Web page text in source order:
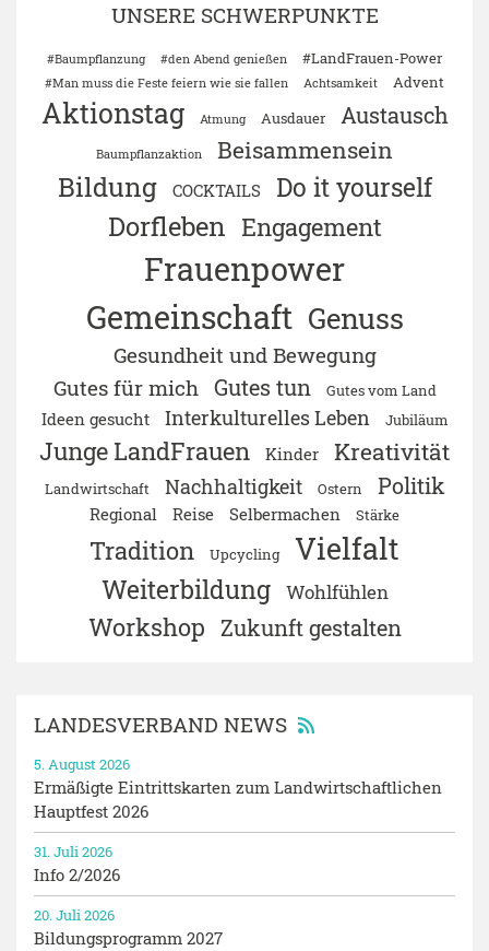
UNSERE SCHWERPUNKTE
#Baumpflanzung #den Abend genießen #LandFrauen-Power
#Man muss die Feste feiern wie sie fallen Achtsamkeit Advent
Aktionstag Atmung Ausdauer Austausch
Baumpflanzaktion Beisammensein
Bildung COCKTAILS Do it yourself
Dorfleben Engagement
Frauenpower
Gemeinschaft Genuss
Gesundheit und Bewegung
Gutes für mich Gutes tun Gutes vom Land
Ideen gesucht Interkulturelles Leben Jubiläum
Junge LandFrauen Kinder Kreativität
Landwirtschaft Nachhaltigkeit Ostern Politik
Regional Reise Selbermachen Stärke
Tradition Upcycling Vielfalt
Weiterbildung Wohlfühlen
Workshop Zukunft gestalten
LANDESVERBAND NEWS
Ermäßigte Eintrittskarten zum Landwirtschaftlichen
Hauptfest 2026
5. August 2026
Info 2/2026
31. Juli 2026
Bildungsprogramm 2027
20. Juli 2026